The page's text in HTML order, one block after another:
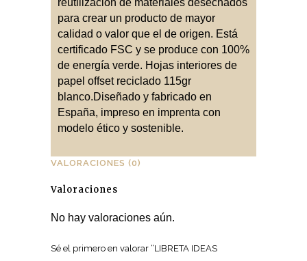
reutilización de materiales desechados
para crear un producto de mayor
calidad o valor que el de origen. Está
certificado FSC y se produce con 100%
de energía verde. Hojas interiores de
papel offset reciclado 115gr
blanco.Diseñado y fabricado en
España, impreso en imprenta con
modelo ético y sostenible.
VALORACIONES (0)
Valoraciones
No hay valoraciones aún.
Sé el primero en valorar “LIBRETA IDEAS